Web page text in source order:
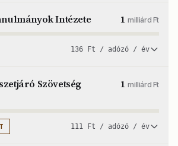
Intézete 1milliárd Ft
136 Ft / adózó / év
Szövetség
1milliárd Ft
111 Ft / adózó / év